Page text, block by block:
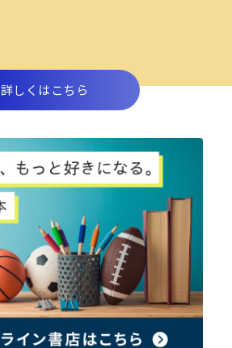
詳しくはこちら